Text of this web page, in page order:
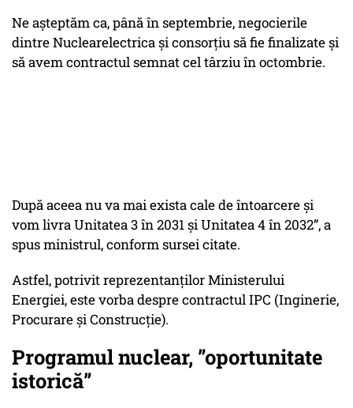
Ne așteptăm ca, până în septembrie, negocierile
dintre Nuclearelectrica și consorțiu să fie finalizate și
să avem contractul semnat cel târziu în octombrie.
După aceea nu va mai exista cale de întoarcere și
vom livra Unitatea 3 în 2031 și Unitatea 4 în 2032”, a
spus ministrul, conform sursei citate.
Astfel, potrivit reprezentanților Ministerului
Energiei, este vorba despre contractul IPC (Inginerie,
Procurare și Construcție).
Programul nuclear, ”oportunitate
istorică”